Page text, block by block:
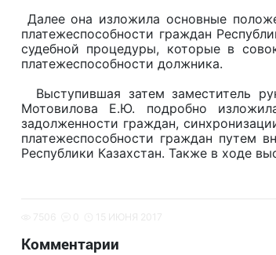
Далее она изложила основные
платежеспособности граждан
судебной процедуры, которые в
платежеспособности должника.
Выступившая затем заместитель
Мотовилова Е.Ю. подробно
задолженности граждан,
платежеспособности граждан путем
Республики Казахстан. Также в ходе
Комментарии